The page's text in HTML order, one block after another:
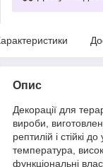
Опис
Декорації для
вироби,
рептилій і стійкі
температура,
функціональні